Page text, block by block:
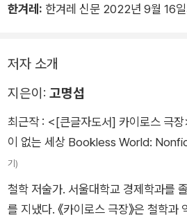
한겨레: 한겨레 신문 2022년 9월 16
저자 소개
지은이: 고명섭
최근작 : <[큰글자도서] 카이로스 극
이 없는 세상 Bookless World:
기)
철학 저술가. 서울대학교 경제학과를
를 지냈다. 《카이로스 극장》은 철학과